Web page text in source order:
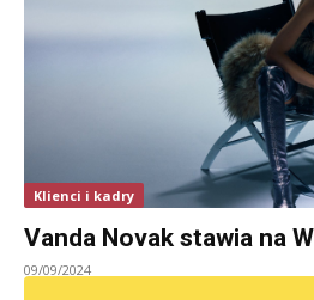
Klienci i kadry
Vanda Novak stawia na
09/09/2024